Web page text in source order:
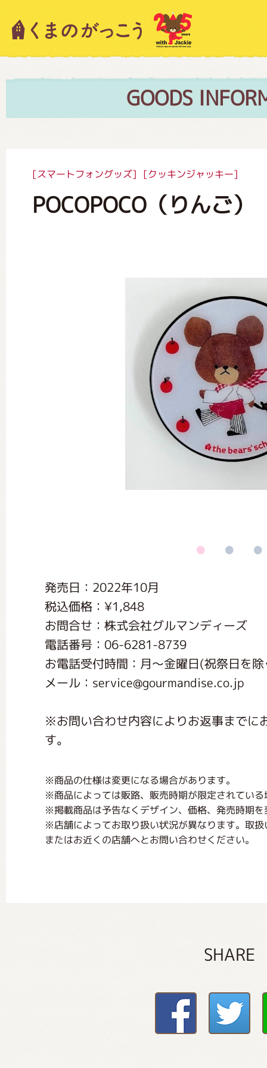
GOODS
[スマートフォングッズ] [クッキンジャッキー]
POCOPOCO（りんご）
発売日：2022年10月
税込価格：¥1,848
お問合せ：株式会社グルマンディーズ
電話番号：06-6281-8739
お電話受付時間：月〜金曜日(祝祭日を
メール：service@gourmandise.co.jp
※お問い合わせ内容によりお返事までに
す。
※商品の仕様は変更になる場合があります。
※商品によっては販路、販売時期が限定されてい
※掲載商品は予告なくデザイン、価格、発売時期
※店舗によってお取り扱い状況が異なります。取
またはお近くの店舗へとお問い合わせください。
SHARE
キャラクター紹介
絵本・作家紹介
グッズインフォメーション
ミュージカル・コンサート
おたのしみコンテンツ(クイズ・
くまのがっこう 家庭科部